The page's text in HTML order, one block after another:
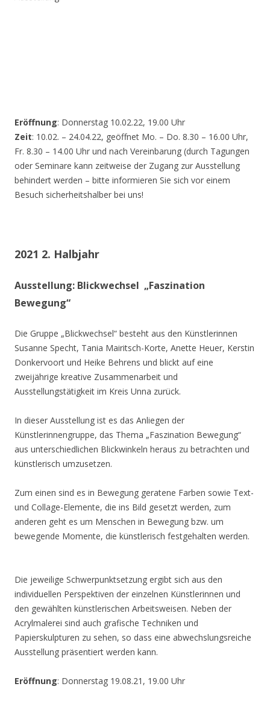
Eröffnung: Donnerstag 10.02.22, 19.00 Uhr
Zeit: 10.02. – 24.04.22, geöffnet Mo. – Do. 8.30 – 16.00 Uhr,
Fr. 8.30 – 14.00 Uhr und nach Vereinbarung (durch Tagungen
oder Seminare kann zeitweise der Zugang zur Ausstellung
behindert werden – bitte informieren Sie sich vor einem
Besuch sicherheitshalber bei uns!
2021 2. Halbjahr
Ausstellung: Blickwechsel „Faszination
Bewegung“
Die Gruppe „Blickwechsel“ besteht aus den Künstlerinnen
Susanne Specht, Tania Mairitsch-Korte, Anette Heuer, Kerstin
Donkervoort und Heike Behrens und blickt auf eine
zweijährige kreative Zusammenarbeit und
Ausstellungstätigkeit im Kreis Unna zurück.
In dieser Ausstellung ist es das Anliegen der
Künstlerinnengruppe, das Thema „Faszination Bewegung“
aus unterschiedlichen Blickwinkeln heraus zu betrachten und
künstlerisch umzusetzen.
Zum einen sind es in Bewegung geratene Farben sowie Text-
und Collage-Elemente, die ins Bild gesetzt werden, zum
anderen geht es um Menschen in Bewegung bzw. um
bewegende Momente, die künstlerisch festgehalten werden.
Die jeweilige Schwerpunktsetzung ergibt sich aus den
individuellen Perspektiven der einzelnen Künstlerinnen und
den gewählten künstlerischen Arbeitsweisen. Neben der
Acrylmalerei sind auch grafische Techniken und
Papierskulpturen zu sehen, so dass eine abwechslungsreiche
Ausstellung präsentiert werden kann.
Eröffnung: Donnerstag 19.08.21, 19.00 Uhr